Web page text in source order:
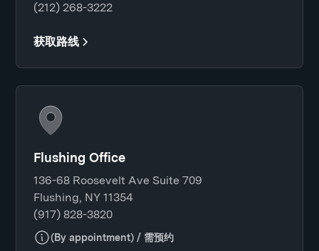
(212) 268-3222
获取路线
Flushing Office
136-68 Roosevelt Ave Suite 709
Flushing, NY 11354
(917) 828-3820
(By appointment) / 需预约